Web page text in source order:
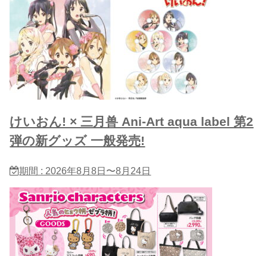
けいおん! × 三月兽 Ani-Art aqua label 第2
弾の新グッズ 一般発売!
期間 : 2026年8月8日〜8月24日